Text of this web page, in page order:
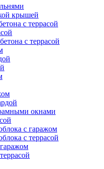
крышей
с террасой
с террасой
окнами
с гаражом
с террасой